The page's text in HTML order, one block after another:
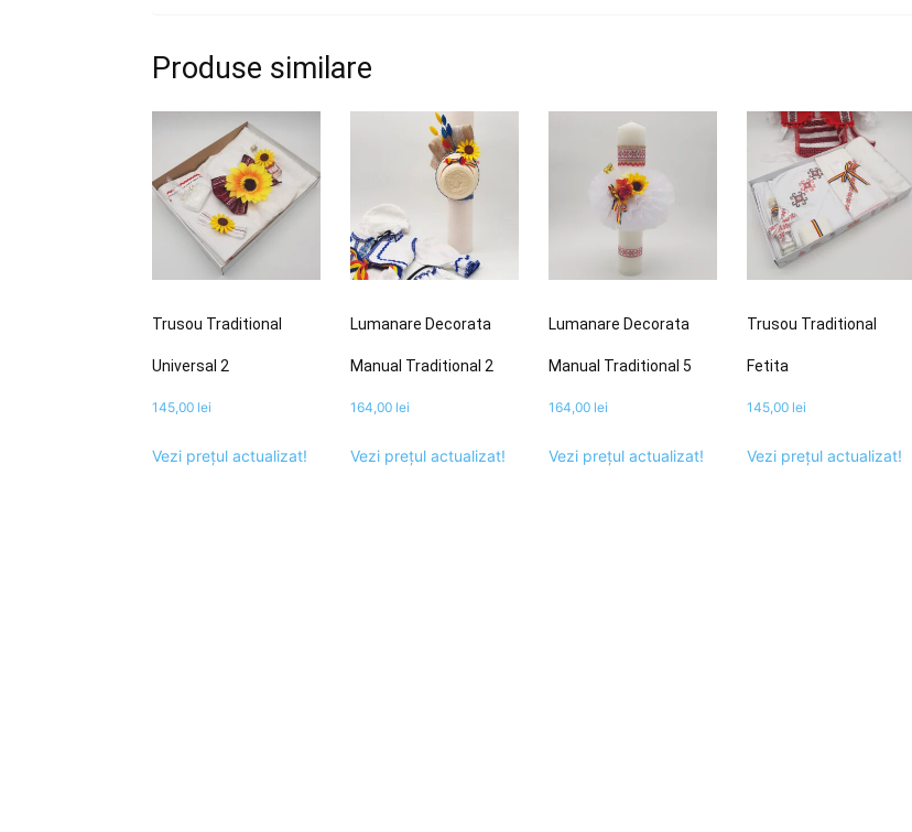
Produse similare
Trusou Traditional
Universal 2
145,00 lei
Vezi prețul actualizat!
Lumanare Decorata
Manual Traditional 2
164,00 lei
Vezi prețul actualizat!
Lumanare Decorata
Manual Traditional 5
164,00 lei
Vezi prețul actualizat!
Trusou Traditional
Fetita
145,00 lei
Vezi prețul actualizat!